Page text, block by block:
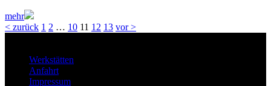
mehr
< zurück 1 2 … 10 11 12 13 vor >
Werkstätten
Anfahrt
Impressum